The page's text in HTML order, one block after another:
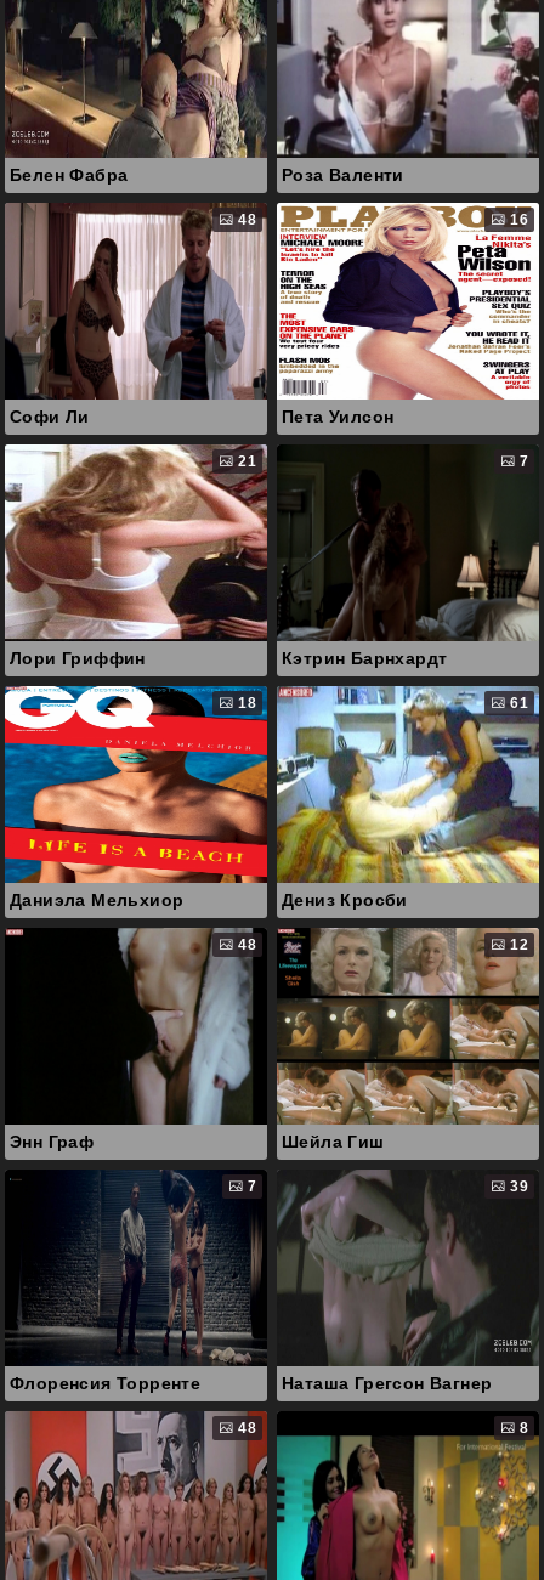
Белен Фабра Роза Валенти
48
Софи Ли
16
Пета Уилсон
21
Лори Гриффин
7
Кэтрин Барнхардт
18
Даниэла Мельхиор
61
Дениз Кросби
48
Энн Граф
12
Шейла Гиш
7
Флоренсия Торренте
39
Наташа Грегсон Вагнер
48 8